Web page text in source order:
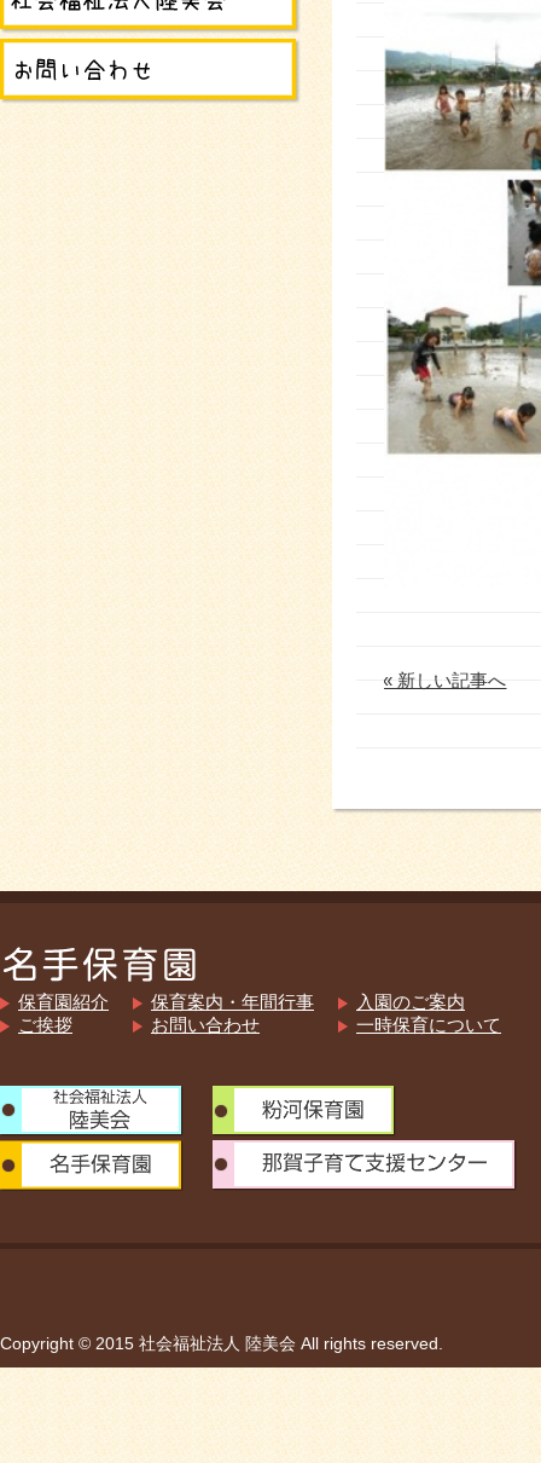
« 新しい記事へ
保育園紹介
ご挨拶
保育案内・年間行事
お問い合わせ
入園のご案内
一時保育について
Copyright © 2015 社会福祉法人 陸美会 All rights reserved.